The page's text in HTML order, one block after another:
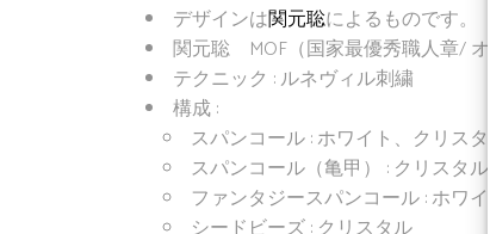
デザインは関元聡によるものです。
関元聡 MOF（国家最優秀職人章/
テクニック : ルネヴィル刺繍
構成 :
スパンコール : ホワイト、クリス
スパンコール（亀甲） : クリスタル
ファンタジースパンコール : ホワ